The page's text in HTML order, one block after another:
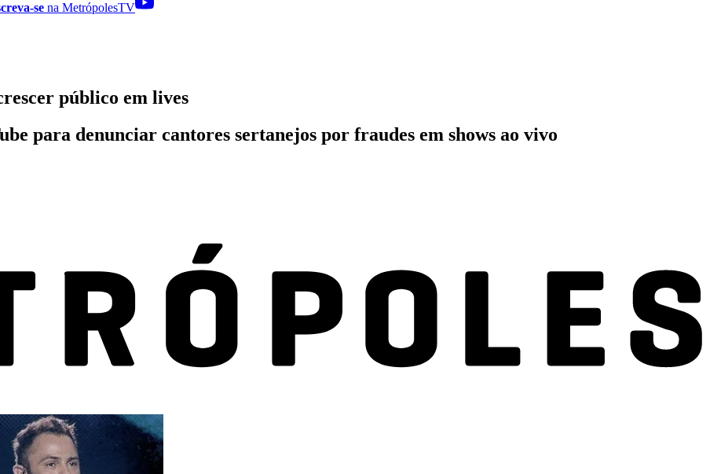
se na MetrópolesTV
público em lives
para denunciar cantores sertanejos por fraudes em shows ao vivo